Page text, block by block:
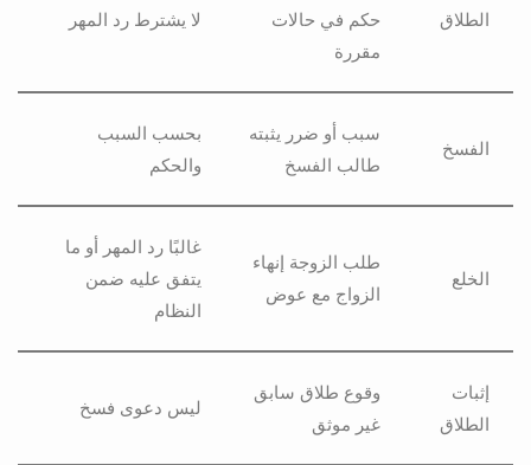
الطلاق
حكم في حالات
مقررة
لا يشترط رد المهر
الفسخ
سبب أو ضرر يثبته
طالب الفسخ
بحسب السبب
والحكم
الخلع
طلب الزوجة إنهاء
الزواج مع عوض
غالبًا رد المهر أو ما
يتفق عليه ضمن
النظام
إثبات
الطلاق
وقوع طلاق سابق
غير موثق
ليس دعوى فسخ